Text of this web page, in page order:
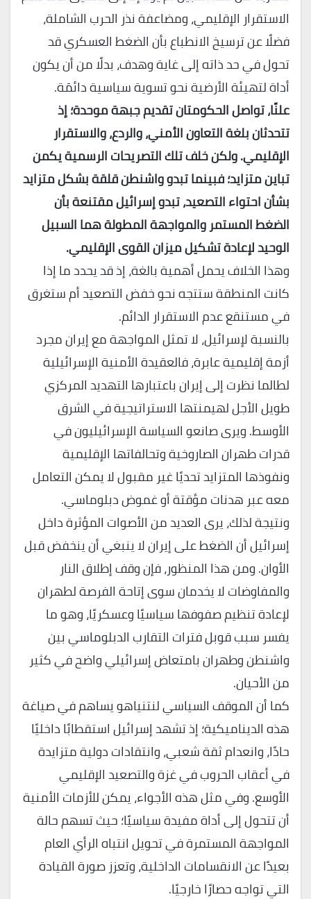
الاستقرار الإقليمي، ومضاعفة نذر الحرب الشاملة،
فضلًا عن ترسيخ الانطباع بأن الضغط العسكري قد
تحول في حد ذاته إلى غاية وهدف، بدلًا من أن يكون
أداة لتهيئة الأرضية نحو تسوية سياسية دائمَة.
علنًا، تواصل الحكومتان تقديم جبهة موحدة؛ إذ
تتحدثان بلغة التعاون الأمني، والردع، والاستقرار
الإقليمي. ولكن خلف تلك التصريحات الرسمية يكمن
تباين متزايد؛ فبينما تبدو واشنطن قلقة بشكل متزايد
بشأن احتواء التصعيد، تبدو إسرائيل مقتنعة بأن
الضغط المستمر والمواجهة المطولة هما السبيل
الوحيد لإعادة تشكيل ميزان القوى الإقليمي.
وهذا الخلاف يحمل أهمية بالغة، إذ قد يحدد ما إذا
كانت المنطقة ستتجه نحو خفض التصعيد أم ستغرق
في مستنقع عدم الاستقرار الدائم.
بالنسبة لإسرائيل، لا تمثل المواجهة مع إيران مجرد
أزمة إقليمية عابرة، فالعقيدة الأمنية الإسرائيلية
لطالما نظرت إلى إيران باعتبارها التهديد المركزي
طويل الأجل لهيمنتها الاستراتيجية في الشرق
الأوسط. ويرى صانعو السياسة الإسرائيليون في
قدرات طهران الصاروخية وتحالفاتها الإقليمية
ونفوذها المتزايد تحديًا غير مقبول لا يمكن التعامل
معه عبر هدنات مؤقتة أو غموض دبلوماسي.
ونتيجة لذلك، يرى العديد من الأصوات المؤثرة داخل
إسرائيل أن الضغط على إيران لا ينبغي أن ينخفض قبل
الأوان. ومن هذا المنظور، فإن وقف إطلاق النار
والمفاوضات لا يخدمان سوى إتاحة الفرصة لطهران
لإعادة تنظيم صفوفها سياسيًا وعسكريًا، وهو ما
يفسر سبب قوبل فترات التقارب الدبلوماسي بين
واشنطن وطهران بامتعاض إسرائيلي واضح في كثير
من الأحيان.
كما أن الموقف السياسي لنتنياهو يساهم في صياغة
هذه الديناميكية؛ إذ تشهد إسرائيل استقطابًا داخليًا
حادًا، وانعدام ثقة شعبي، وانتقادات دولية متزايدة
في أعقاب الحروب في غزة والتصعيد الإقليمي
الأوسع. وفي مثل هذه الأجواء، يمكن للأزمات الأمنية
أن تتحول إلى أداة مفيدة سياسيًا؛ حيث تسهم حالة
المواجهة المستمرة في تحويل انتباه الرأي العام
بعيدًا عن الانقسامات الداخلية، وتعزز صورة القيادة
التي تواجه حصارًا خارجيًا.